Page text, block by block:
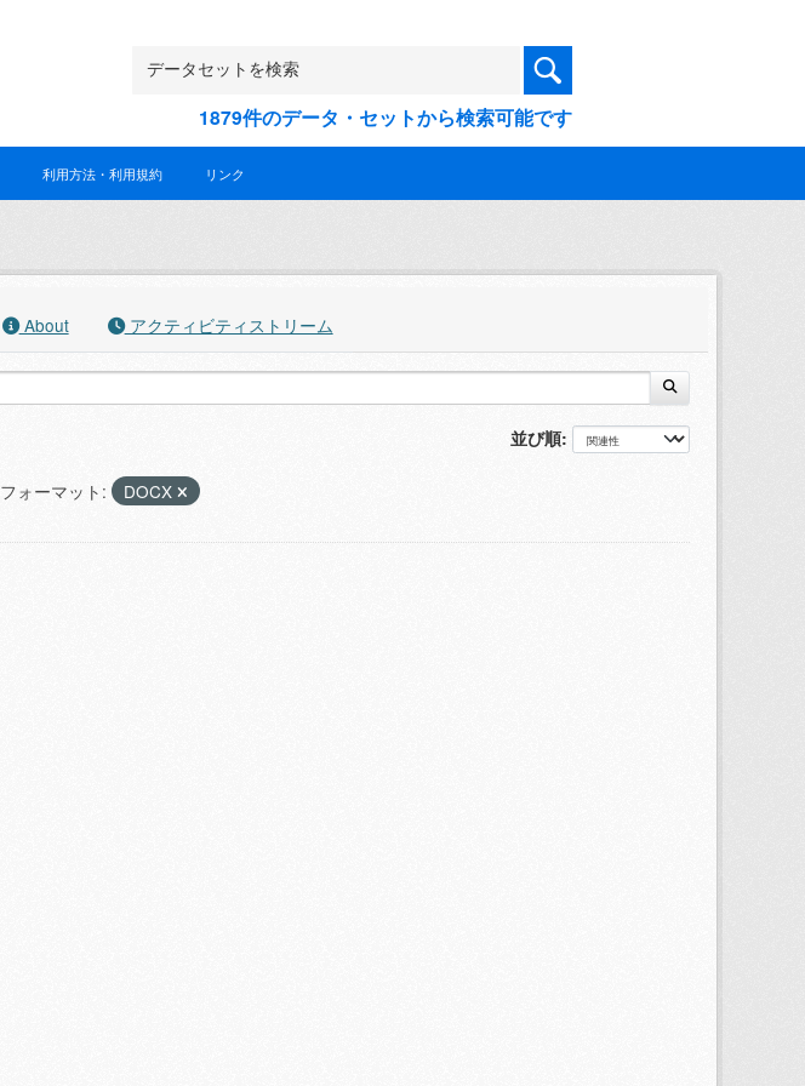
1879件のデータ・セットから検索可能です
利用方法・利用規約 リンク
About アクティビティストリーム
並び順
フォーマット: DOCX